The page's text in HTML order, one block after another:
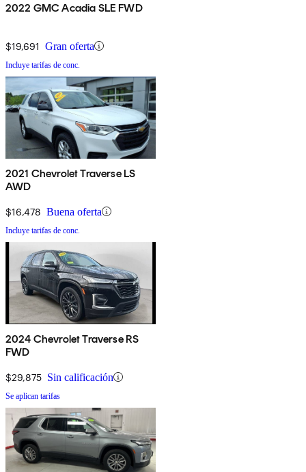
2022 GMC Acadia SLE FWD
$19,691 Gran oferta
Incluye tarifas de conc.
2021 Chevrolet Traverse LS
AWD
$16,478 Buena oferta
Incluye tarifas de conc.
2024 Chevrolet Traverse RS
FWD
$29,875 Sin calificación
Se aplican tarifas